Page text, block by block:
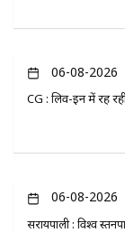
06-08-2026
CG : लिव-इन में रह रही
06-08-2026
सरायपाली : विश्व